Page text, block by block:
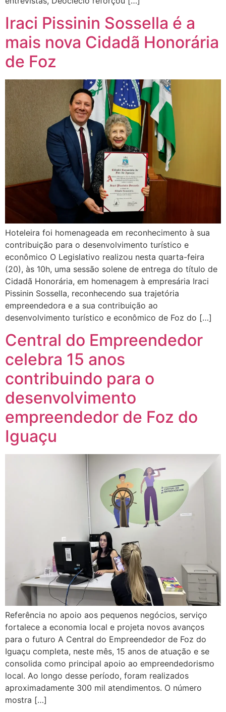
Iraci Pissinin Sossella é a
mais nova Cidadã Honorária
de Foz
Hoteleira foi homenageada em reconhecimento à sua
contribuição para o desenvolvimento turístico e
econômico O Legislativo realizou nesta quarta-feira
(20), às 10h, uma sessão solene de entrega do título de
Cidadã Honorária, em homenagem à empresária Iraci
Pissinin Sossella, reconhecendo sua trajetória
empreendedora e a sua contribuição ao
desenvolvimento turístico e econômico de Foz do […]
Central do Empreendedor
celebra 15 anos
contribuindo para o
desenvolvimento
empreendedor de Foz do
Iguaçu
Referência no apoio aos pequenos negócios, serviço
fortalece a economia local e projeta novos avanços
para o futuro A Central do Empreendedor de Foz do
Iguaçu completa, neste mês, 15 anos de atuação e se
consolida como principal apoio ao empreendedorismo
local. Ao longo desse período, foram realizados
aproximadamente 300 mil atendimentos. O número
mostra […]